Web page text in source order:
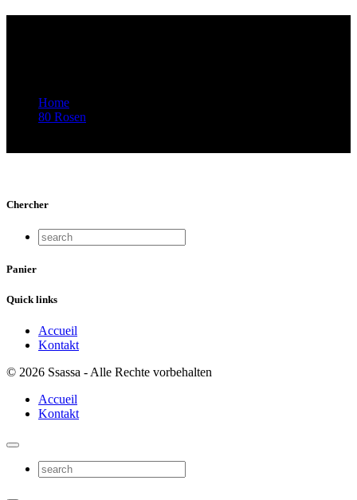
Home
80 Rosen
Chercher
Panier
Quick links
Accueil
Kontakt
© 2026 Ssassa - Alle Rechte vorbehalten
Accueil
Kontakt